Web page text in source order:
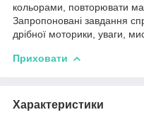
кольорами, повторювати
Запропоновані завдання
дрібної моторики, уваги,
Приховати
Характеристики